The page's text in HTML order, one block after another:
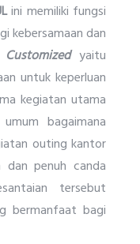
ini memiliki fungsi
kebersamaan dan
Customizedyaitu
untuk keperluan
kegiatan utama
bagaimana
outing kantor
dan penuh canda
tersebut
bermanfaat bagi